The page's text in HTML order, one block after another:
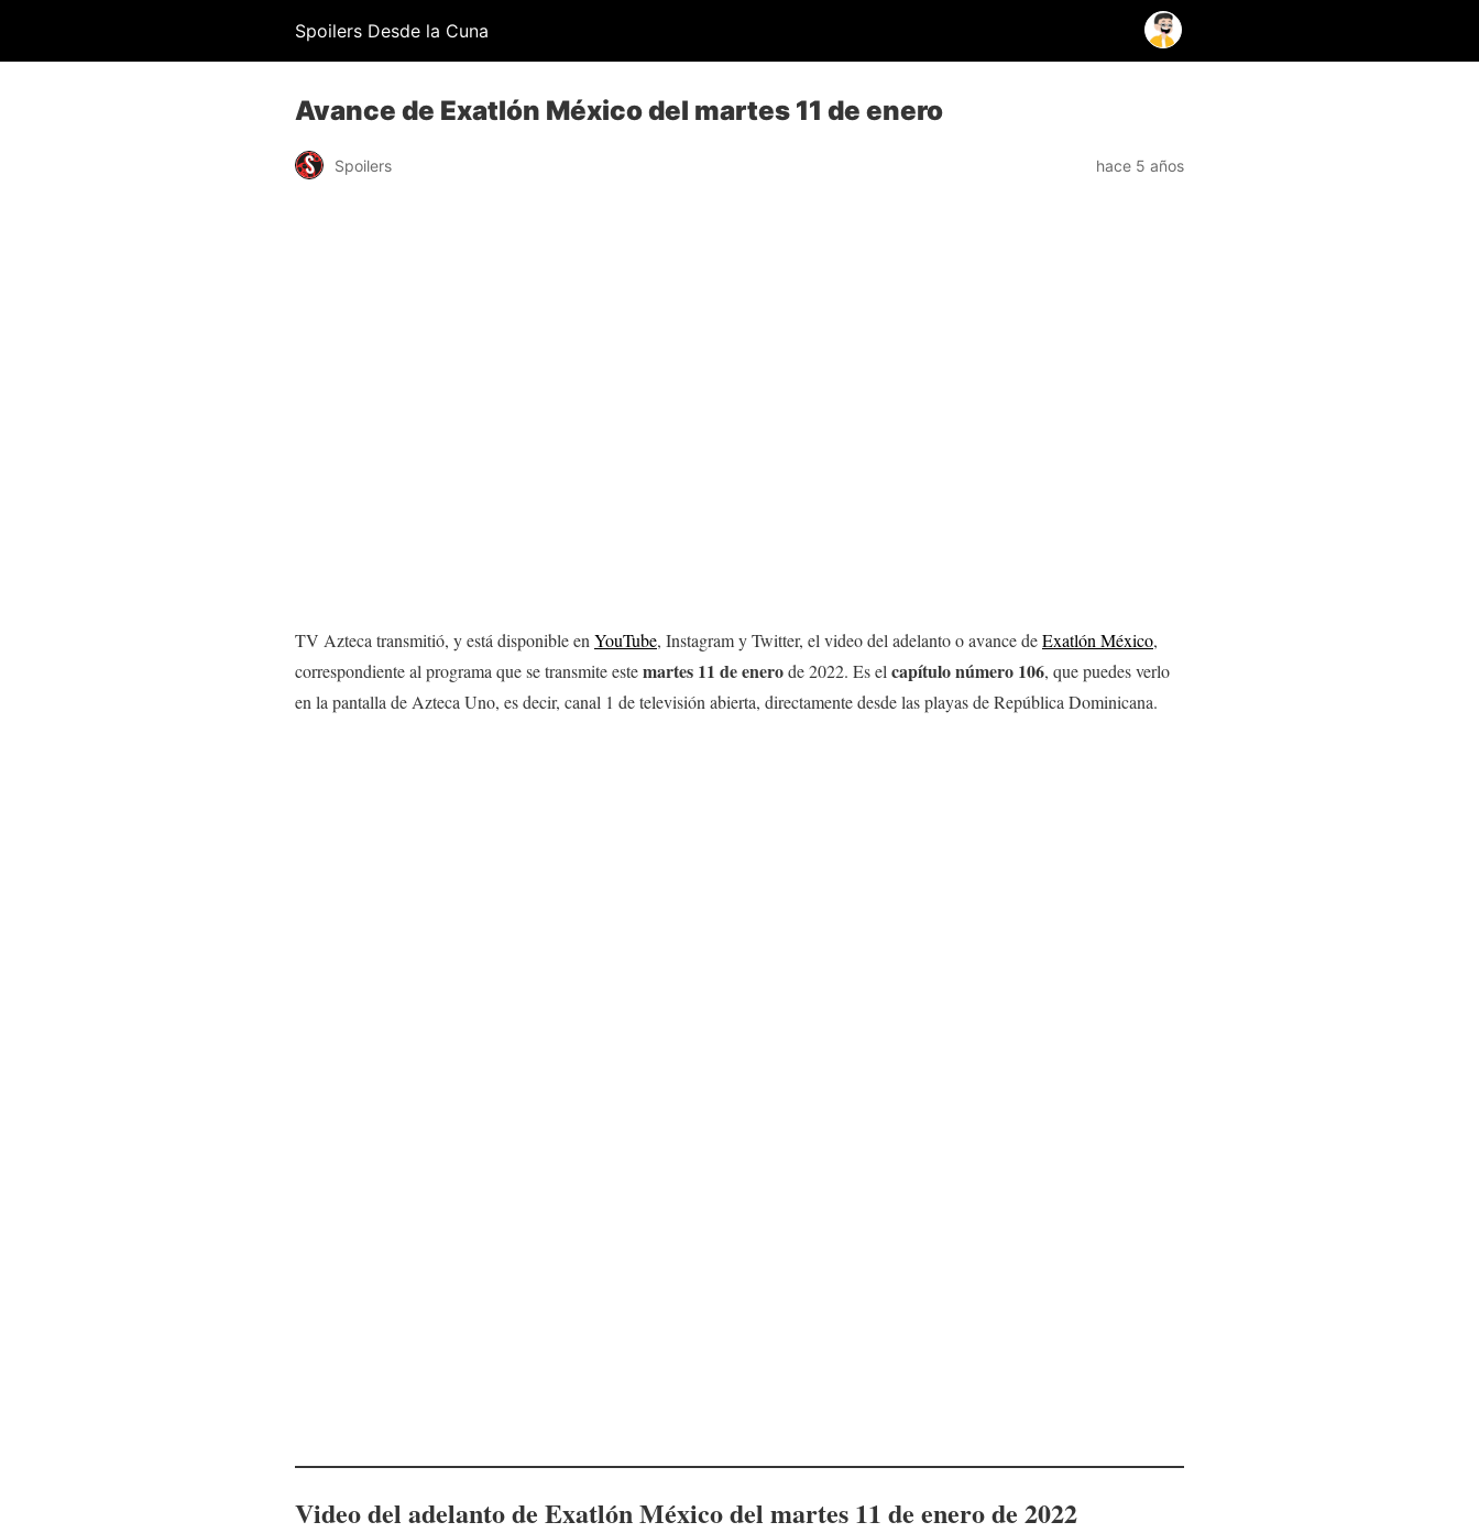
Spoilers Desde la Cuna
Avance de Exatlón México del martes 11 de enero
Spoilers hace 5 años
TV Azteca transmitió, y está disponible en YouTube, Instagram y Twitter, el video del adelanto o avance deExatlón México,
correspondiente al programa que se transmite estemartes 11 de enerode 2022. Es el capítulo número 106, que puedes verlo
en la pantalla de Azteca Uno, es decir, canal 1 de televisión abierta, directamente desde las playas de República Dominicana.
Video del adelanto de Exatlón México del martes 11 de enerode 2022